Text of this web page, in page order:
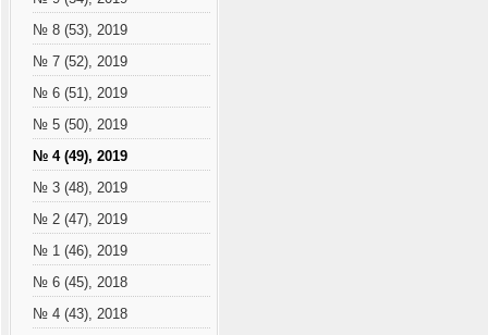
№ 8 (53), 2019
№ 7 (52), 2019
№ 6 (51), 2019
№ 5 (50), 2019
№ 4 (49), 2019
№ 3 (48), 2019
№ 2 (47), 2019
№ 1 (46), 2019
№ 6 (45), 2018
№ 4 (43), 2018